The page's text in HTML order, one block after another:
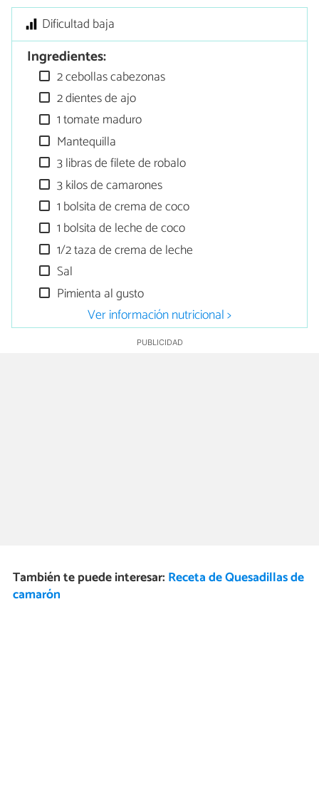
Dificultad baja
Ingredientes:
2 cebollas cabezonas
2 dientes de ajo
1 tomate maduro
Mantequilla
3 libras de filete de robalo
3 kilos de camarones
1 bolsita de crema de coco
1 bolsita de leche de coco
1/2 taza de crema de leche
Sal
Pimienta al gusto
Ver información nutricional >
También te puede interesar: Receta de Quesadillas de
camarón